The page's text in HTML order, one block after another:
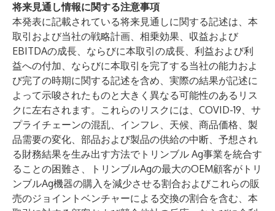
将来見通し情報に関する注意事項
本発表に記載されている将来見通しに関する記述は、本
取引および当社の戦略計画、相乗効果、収益および
EBITDAの成長、ならびに本取引の成長、利益および利
益への付加、ならびに本取引を完了する当社の能力およ
び完了の時期に関する記述を含め、実際の結果が記述に
よって示唆されたものと大きく異なる可能性のあるリス
クに左右されます。これらのリスクには、COVID-19、サ
プライチェーンの混乱、インフレ、天候、商品価格、製
品需要の変化、部品および製品の供給の中断、予想され
る財務結果を生み出す方法でトリンブル Ag事業を統合す
ることの困難さ、トリンブルAgの最大のOEM顧客がトリ
ンブルAg機器の購入を減少させる割合およびこれらの販
売のジョイントベンチャーによる交換の割合を含む、本